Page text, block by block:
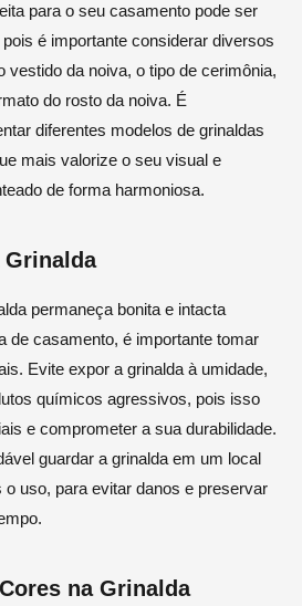
para o seu casamento pode ser
é importante considerar diversos
vestido da noiva, o tipo de cerimônia,
do rosto da noiva. É
diferentes modelos de grinaldas
mais valorize o seu visual e
de forma harmoniosa.
Grinalda
permaneça bonita e intacta
de casamento, é importante tomar
Evite expor a grinalda à umidade,
químicos agressivos, pois isso
e comprometer a sua durabilidade.
guardar a grinalda em um local
o uso, para evitar danos e preservar
na Grinalda